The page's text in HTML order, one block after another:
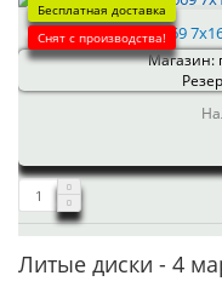
Бесплатная доставка
Снят с производства!
NEO 669
Магазин:
Литые диски - 4